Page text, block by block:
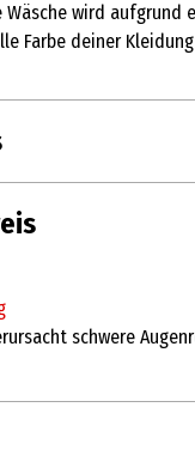
Wäsche wird
Farbe deiner
15-30%: Zeolithe,
schwere